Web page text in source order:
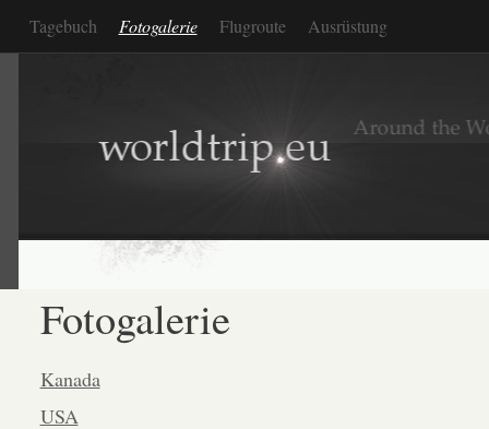
Tagebuch Fotogalerie Flugroute Ausrüstung
Fotogalerie
Kanada
USA